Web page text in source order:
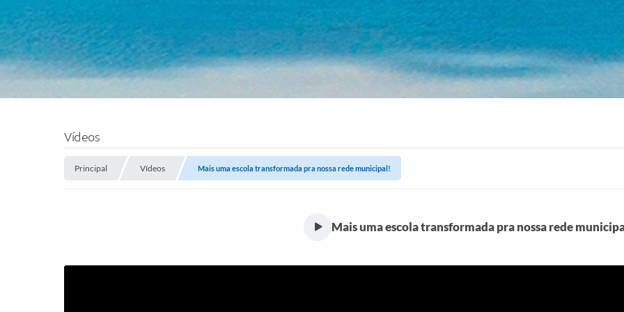
Vídeos
Principal Vídeos Mais uma escola transformada pra nossa rede municipal!
Mais uma escola transformada pra nossa rede